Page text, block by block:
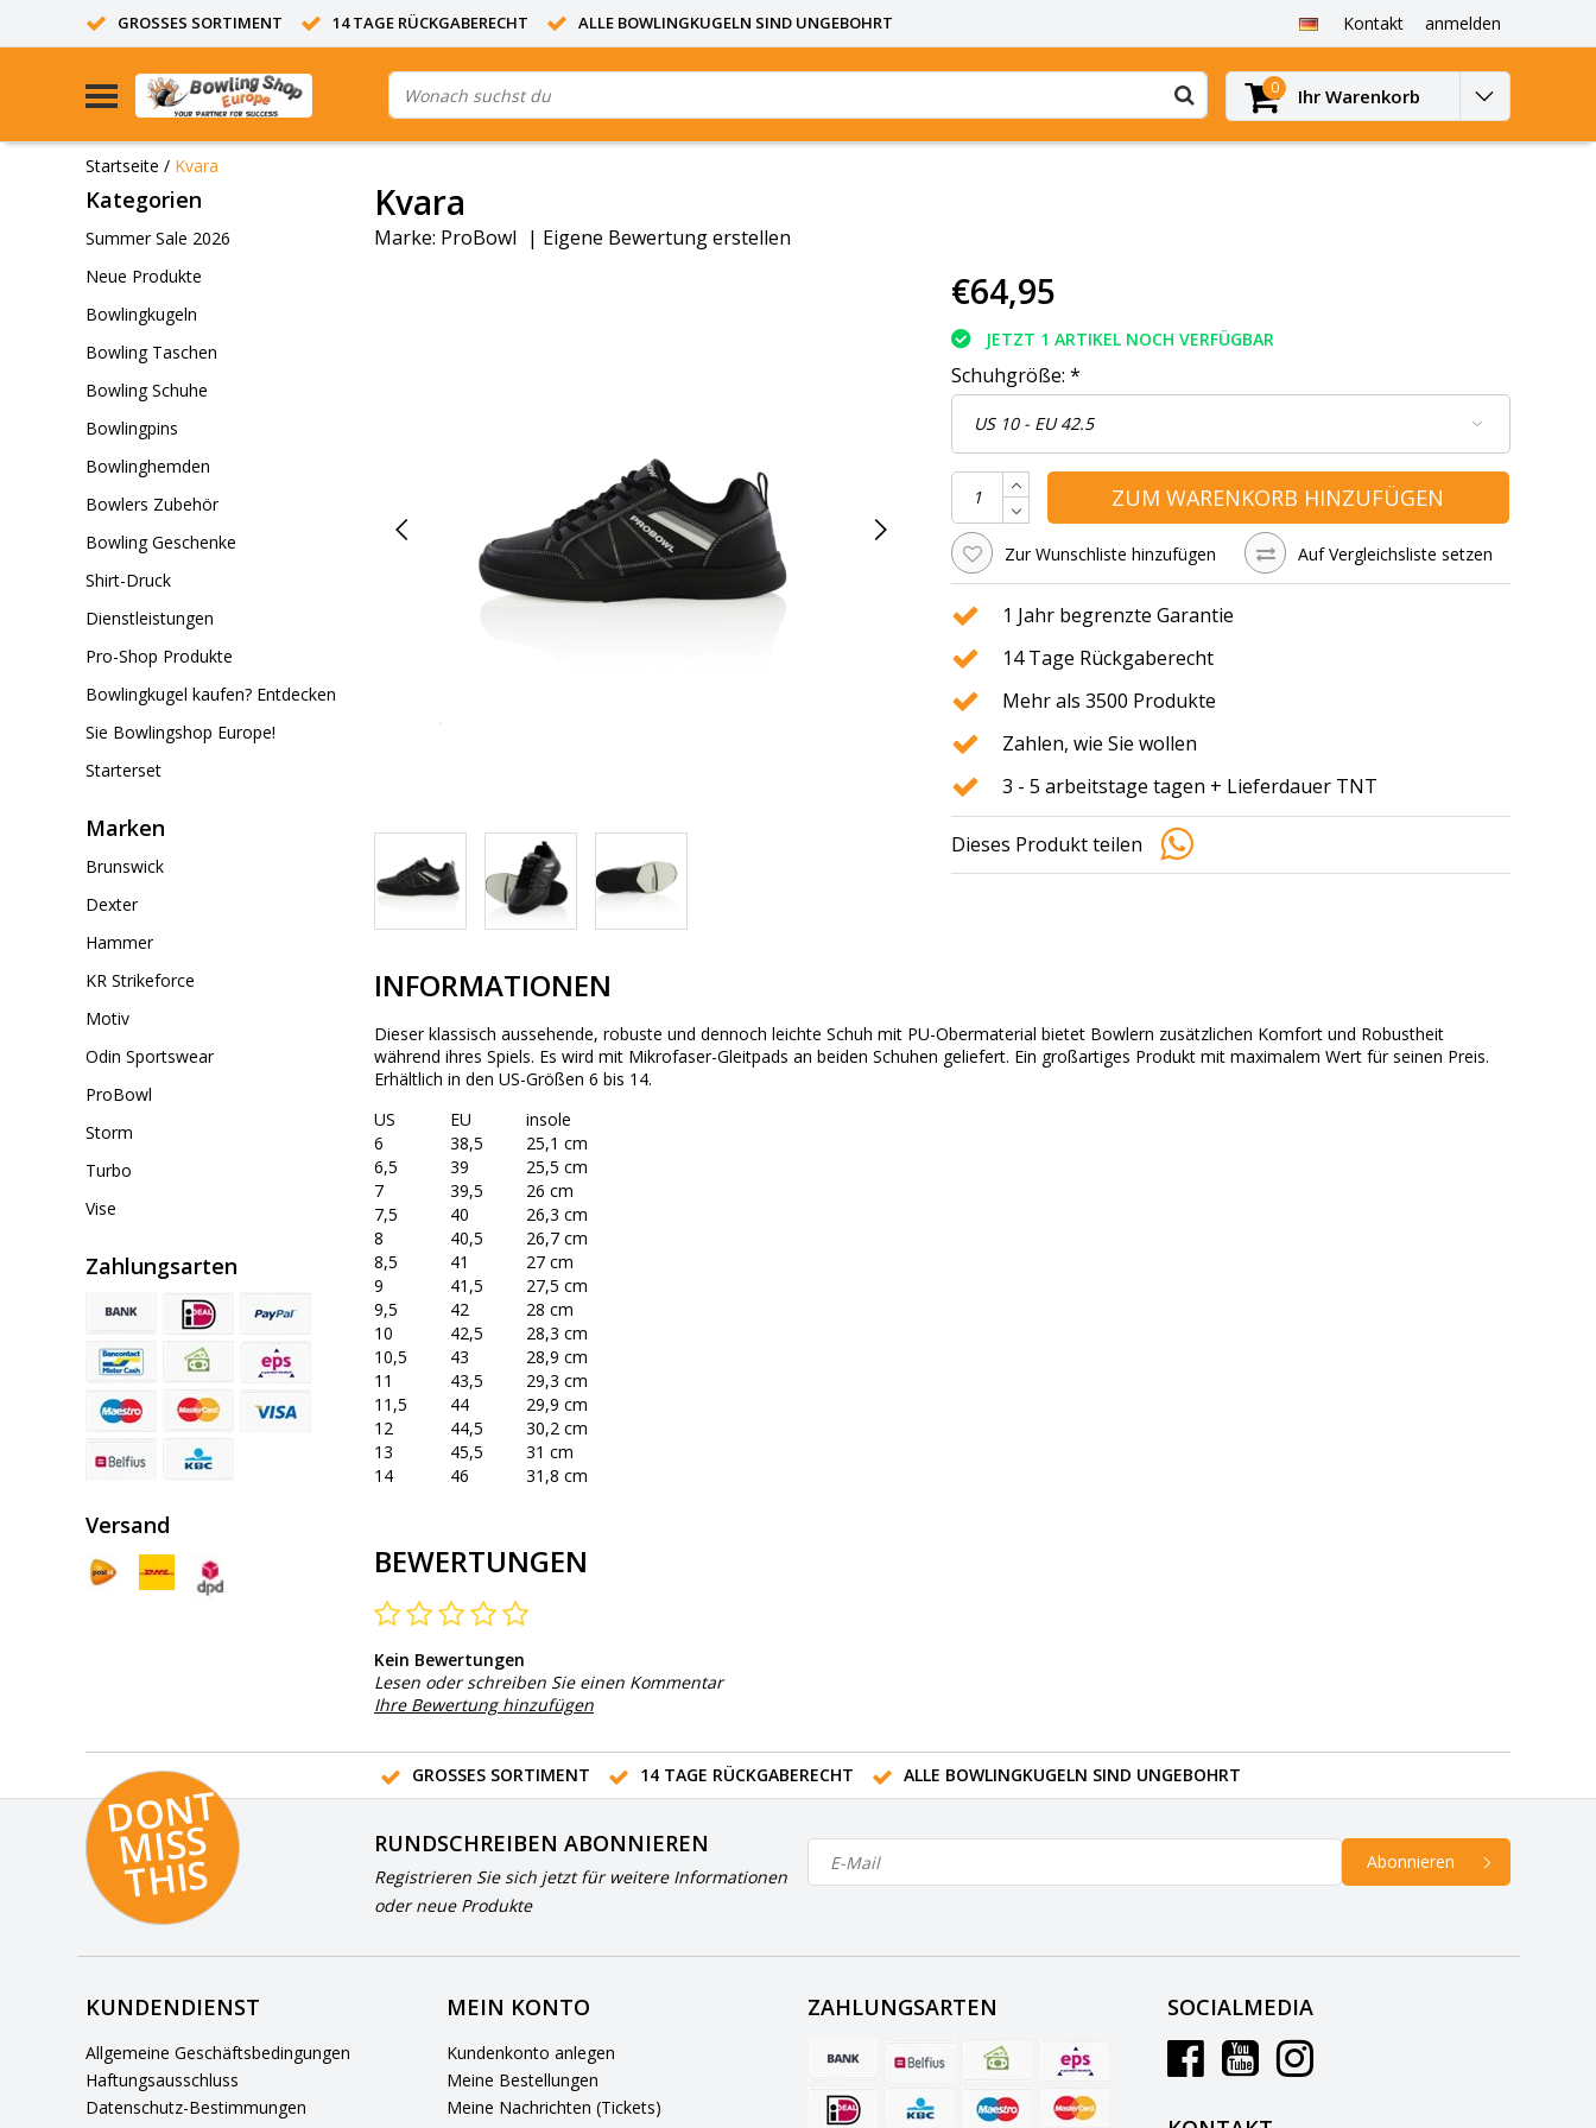
GROSSES SORTIMENT 14 TAGE RÜCKGABERECHT ALLE BOWLINGKUGELN SIND UNGEBOHRT Kontakt anmelden
0 Ihr Warenkorb
Startseite / Kvara
Kategorien
Summer Sale 2026
Neue Produkte
Bowlingkugeln
Bowling Taschen
Bowling Schuhe
Bowlingpins
Bowlinghemden
Bowlers Zubehör
Bowling Geschenke
Shirt-Druck
Dienstleistungen
Pro-Shop Produkte
Bowlingkugel kaufen? Entdecken
Sie Bowlingshop Europe!
Starterset
Marken
Brunswick
Dexter
Hammer
KR Strikeforce
Motiv
Odin Sportswear
ProBowl
Storm
Turbo
Vise
Zahlungsarten
Versand
Kvara
Marke: ProBowl | Eigene Bewertung erstellen
€64,95
JETZT 1 ARTIKEL NOCH VERFÜGBAR
Schuhgröße: *
ZUM WARENKORB HINZUFÜGEN
Zur Wunschliste hinzufügen Auf Vergleichsliste setzen
1 Jahr begrenzte Garantie
14 Tage Rückgaberecht
Mehr als 3500 Produkte
Zahlen, wie Sie wollen
3 - 5 arbeitstage tagen + Lieferdauer TNT
Dieses Produkt teilen
INFORMATIONEN
Dieser klassisch aussehende, robuste und dennoch leichte Schuh mit PU-Obermaterial bietet Bowlern zusätzlichen Komfort und Robustheit
während ihres Spiels. Es wird mit Mikrofaser-Gleitpads an beiden Schuhen geliefert. Ein großartiges Produkt mit maximalem Wert für seinen Preis.
Erhältlich in den US-Größen 6 bis 14.
US
EU
insole
6
38,5
25,1 cm
6,5
39
25,5 cm
7
39,5
26 cm
7,5
40
26,3 cm
8
40,5
26,7 cm
8,5
41
27 cm
9
41,5
27,5 cm
9,5
42
28 cm
10
42,5
28,3 cm
10,5
43
28,9 cm
11
43,5
29,3 cm
11,5
44
29,9 cm
12
44,5
30,2 cm
13
45,5
31 cm
14
46 31,8 cm
BEWERTUNGEN
Kein Bewertungen
Lesen oder schreiben Sie einen Kommentar
Ihre Bewertung hinzufügen
GROSSES SORTIMENT 14 TAGE RÜCKGABERECHT ALLE BOWLINGKUGELN SIND UNGEBOHRT
D
O
N
T
MI
S
S
T
HI
S
RUNDSCHREIBEN ABONNIEREN
Registrieren Sie sich jetzt für weitere Informationen
oder neue Produkte
Abonnieren
KUNDENDIENST
Allgemeine Geschäftsbedingungen
Haftungsausschluss
Datenschutz-Bestimmungen
MEIN KONTO
Kundenkonto anlegen
Meine Bestellungen
Meine Nachrichten (Tickets)
ZAHLUNGSARTEN SOCIALMEDIA